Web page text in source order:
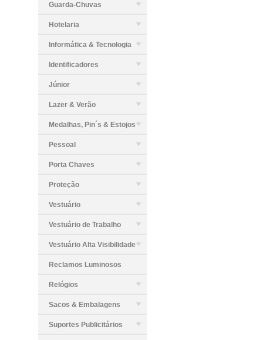
Guarda-Chuvas
Hotelaria
Informática & Tecnologia
Identificadores
Júnior
Lazer & Verão
Medalhas, Pin´s & Estojos
Pessoal
Porta Chaves
Proteção
Vestuário
Vestuário de Trabalho
Vestuário Alta Visibilidade
Reclamos Luminosos
Relógios
Sacos & Embalagens
Suportes Publicitários